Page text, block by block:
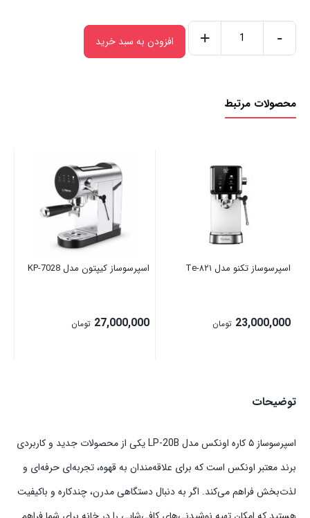
20Bar
-
+ افزودن به سبد خرید
محصولات مرتبط
اسپرسوساز تکنو مدل Te‑۸۲۱
23,000,000 تومان
اسپرسوساز کیپتون مدل KP-7028
27,000,000 تومان
توضیحات
اسپرسوساز ۵ کاره اونکس مدل LP-20B یکی از محصولات جدید و کاربردی
برند معتبر اونکس است که برای علاقه‌مندان به قهوه، تجربه‌ای حرفه‌ای و
لذت‌بخش فراهم می‌کند. اگر به دنبال دستگاهی مدرن، چندکاره و باکیفیت